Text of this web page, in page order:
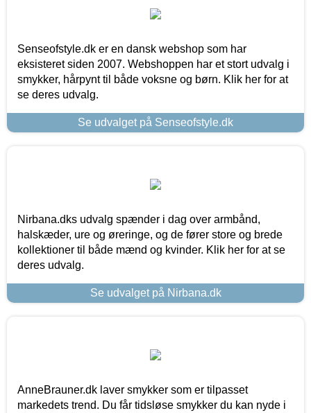
Senseofstyle.dk er en dansk webshop som har
eksisteret siden 2007. Webshoppen har et stort udvalg i
smykker, hårpynt til både voksne og børn. Klik her for at
se deres udvalg.
Se udvalget på Senseofstyle.dk
Nirbana.dks udvalg spænder i dag over armbånd,
halskæder, ure og øreringe, og de fører store og brede
kollektioner til både mænd og kvinder. Klik her for at se
deres udvalg.
Se udvalget på Nirbana.dk
AnneBrauner.dk laver smykker som er tilpasset
markedets trend. Du får tidsløse smykker du kan nyde i